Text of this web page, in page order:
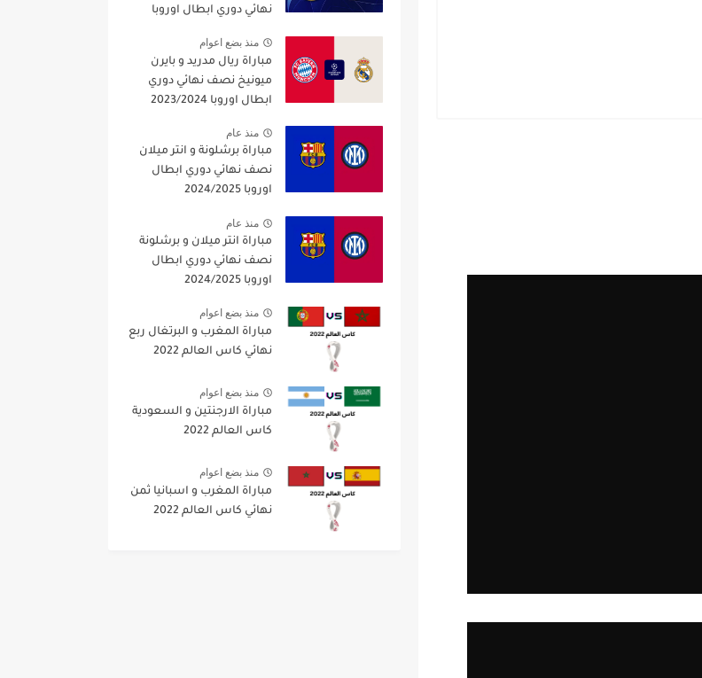
نهائي دوري ابطال اوروبا
منذ بضع اعوام
مباراة ريال مدريد و بايرن
ميونيخ نصف نهائي دوري
ابطال اوروبا 2023/2024
منذ عام
مباراة برشلونة و انتر ميلان
نصف نهائي دوري ابطال
اوروبا 2024/2025
منذ عام
مباراة انتر ميلان و برشلونة
نصف نهائي دوري ابطال
اوروبا 2024/2025
منذ بضع اعوام
مباراة المغرب و البرتغال ربع
نهائي كاس العالم 2022
منذ بضع اعوام
مباراة الارجنتين و السعودية
كاس العالم 2022
منذ بضع اعوام
مباراة المغرب و اسبانيا ثمن
نهائي كاس العالم 2022